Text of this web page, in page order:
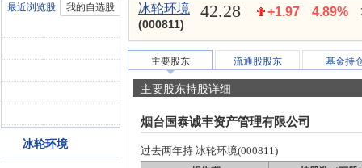
最近浏览股 我的自选股
冰轮环境
冰轮环境
(000811)
42.28 +1.97 4.89%
主要股东 流通股股东 基金持
主要股东持股详细
烟台国泰诚丰资产管理有限公司
过去两年持 冰轮环境(000811)